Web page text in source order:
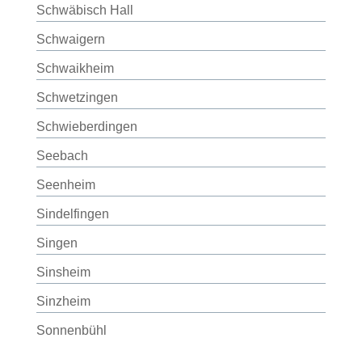
Schwäbisch Hall
Schwaigern
Schwaikheim
Schwetzingen
Schwieberdingen
Seebach
Seenheim
Sindelfingen
Singen
Sinsheim
Sinzheim
Sonnenbühl